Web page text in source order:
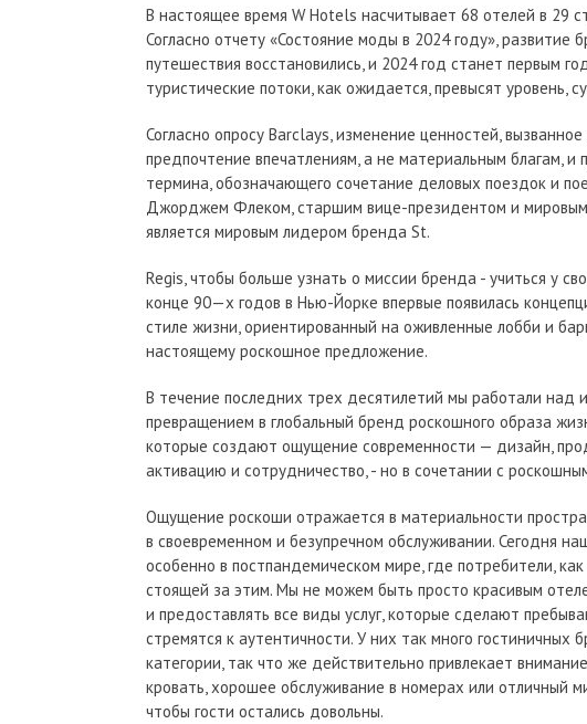
В настоящее время W Hotels насчитывает 68 отелей в 29
Согласно отчету «Состояние моды в 2024 году», развитие
путешествия восстановились, и 2024 год станет первым
туристические потоки, как ожидается, превысят уровень,
Согласно опросу Barclays, изменение ценностей,
предпочтение впечатлениям, а не материальным благам, и
термина, обозначающего сочетание деловых поездок и
Джорджем Флеком, старшим вице-президентом и
является мировым лидером бренда St.
Regis, чтобы больше узнать о миссии бренда - учиться у
конце 90—х годов в Нью-Йорке впервые появилась
стиле жизни, ориентированный на оживленные лобби и
настоящему роскошное предложение.
В течение последних трех десятилетий мы работали над
превращением в глобальный бренд роскошного образа
которые создают ощущение современности — дизайн,
активацию и сотрудничество, - но в сочетании с
Ощущение роскоши отражается в материальности
в своевременном и безупречном обслуживании. Сегодня
особенно в постпандемическом мире, где потребители,
стоящей за этим. Мы не можем быть просто красивым
и предоставлять все виды услуг, которые сделают
стремятся к аутентичности. У них так много
категории, так что же действительно привлекает
кровать, хорошее обслуживание в номерах или отличный
чтобы гости остались довольны.